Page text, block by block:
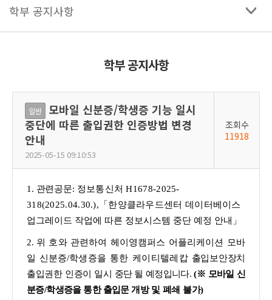
학부 공지사항
학부 공지사항
일반
모바일 신분증/학생증 기능 일시
중단에 따른 출입권한 인증방법 변경
안내
2025-05-15 09:10:53
조회수
11918
1. 관련공문: 정보통신처 H1678-2025-
318(2025.04.30.),「한양클라우드센터 데이터베이스
업그레이드 작업에 따른 정보시스템 중단 예정 안내」
2. 위 호와 관련하여 헤이영캠퍼스 어플리케이션 모바
일 신분증/학생증을 통한 케이티텔레캅 출입보안장치
출입권한 인증이 일시 중단 될 예정입니다. (※ 모바일 신
분증/학생증을 통한 출입문개방 및 폐쇄 불가)